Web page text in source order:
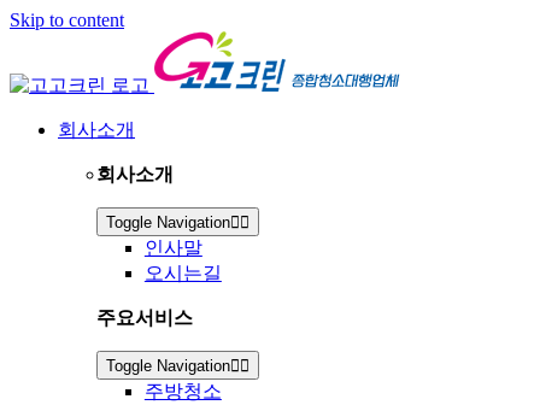
Skip to content
회사소개
회사소개
Toggle Navigation
인사말
오시는길
주요서비스
Toggle Navigation
주방청소